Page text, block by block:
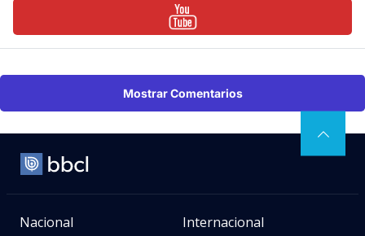
Mostrar Comentarios
Nacional Internacional